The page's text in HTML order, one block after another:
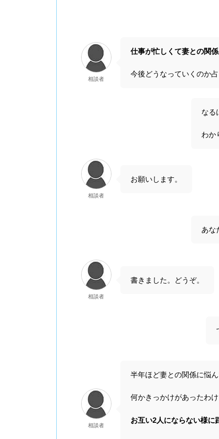
相談者
仕事が忙しくて妻との関
今後どうなっていくのか
なる
わか
相談者
お願いします。
あな
相談者
書きました。どうぞ。
相談者
半年ほど妻との関係に悩
何かきっかけがあったわ
お互い2人にならない様に